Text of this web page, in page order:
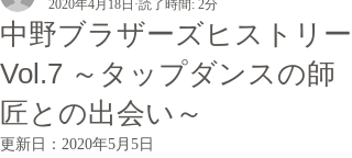
中野ブラザーズヒストリー
Vol.7 ～タップダンスの師
匠との出会い～
2020年4月18日 読了時間: 2分
更新日： 2020年5月5日